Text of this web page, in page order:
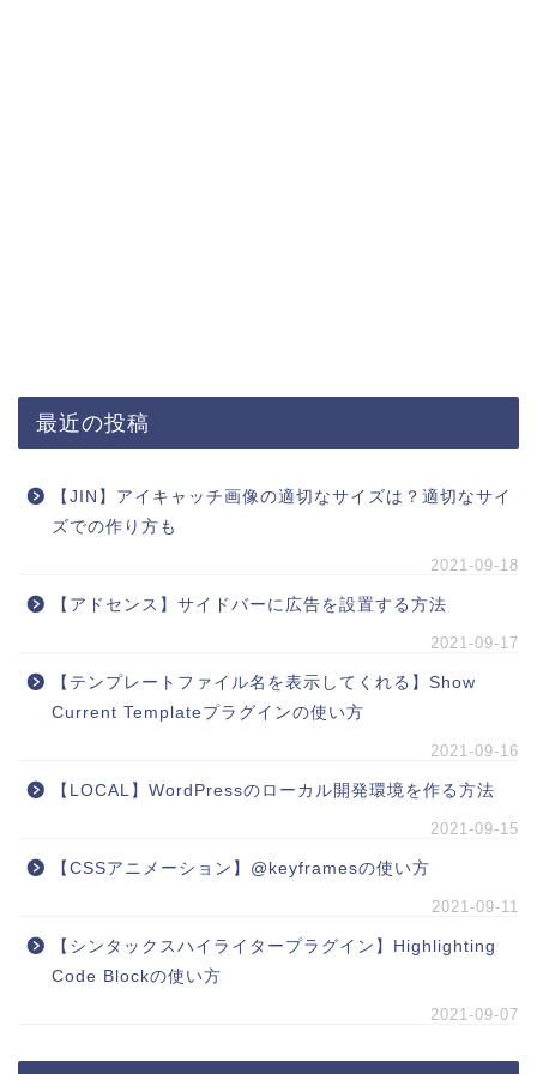
最近の投稿
【JIN】アイキャッチ画像の適切なサイズは？適切なサイ
ズでの作り方も
2021-09-18
【アドセンス】サイドバーに広告を設置する方法
2021-09-17
【テンプレートファイル名を表示してくれる】Show
Current Templateプラグインの使い方
2021-09-16
【LOCAL】WordPressのローカル開発環境を作る方法
2021-09-15
【CSSアニメーション】@keyframesの使い方
2021-09-11
【シンタックスハイライタープラグイン】Highlighting
Code Blockの使い方
2021-09-07